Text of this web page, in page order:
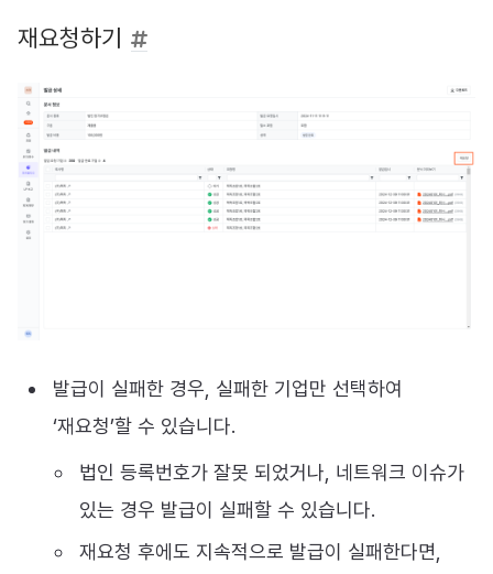
재요청하기
발급이 실패한 경우, 실패한 기업만 선택하여
‘재요청’할 수 있습니다.
법인 등록번호가 잘못 되었거나, 네트워크 이슈가
있는 경우 발급이 실패할 수 있습니다.
재요청 후에도 지속적으로 발급이 실패한다면,